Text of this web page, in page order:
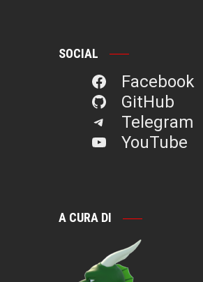
SOCIAL
Facebook
GitHub
Telegram
YouTube
A CURA DI